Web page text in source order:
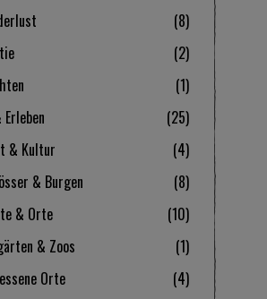
8
2
1
25
& Kultur
4
& Burgen
8
& Orte
10
& Zoos
1
Orte
4